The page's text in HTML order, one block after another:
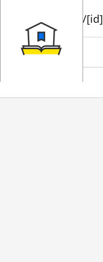
book/rent/[id]